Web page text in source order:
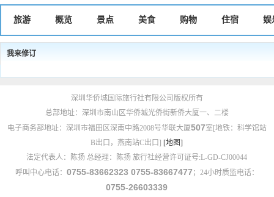
旅游 概览 景点 美食 购物 住宿 娱
我来修订
深圳华侨城国际旅行社有限公司版权所有
总部地址：深圳市南山区华侨城光侨街新侨大厦一、二楼
电子商务部地址：深圳市福田区深南中路2008号华联大厦507室[地铁：科学馆站
B出口，燕南站C出口] [地图]
法定代表人：陈扬 总经理：陈扬 旅行社经营许可证号:L-GD-CJ00044
呼叫中心电话： 0755-83662323 0755-83667477 ；24小时质监电话：
0755-26603339